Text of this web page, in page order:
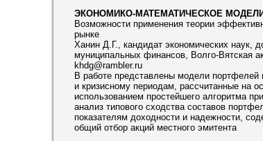
ЭКОНОМИКО-МАТЕМАТИЧЕСКОЕ
Возможности применения теории
рынке
Ханин Д.Г., кандидат экономических наук,
муниципальных финансов, Волго-Вятская
khdg@rambler.ru
В работе представлены модели портфелей
и кризисному периодам, рассчитанные на
использованием простейшего алгоритма
анализ типового сходства составов
показателям доходности и надежности,
общий отбор акций местного эмитента